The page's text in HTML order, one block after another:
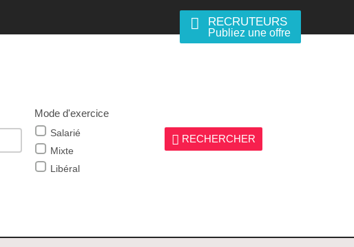
RECRUTEURS
Publiez une offre
Mode d'exercice
Salarié
Mixte
Libéral
RECHERCHER